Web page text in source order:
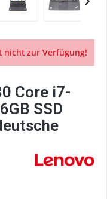
nicht zur Verfügung!
Core i7-
SSD